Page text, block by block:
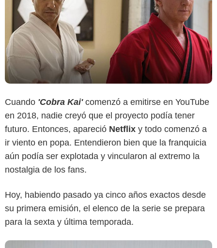
Cuando 'Cobra Kai'comenzó a emitirse en YouTube
en 2018, nadie creyó que el proyecto podía tener
futuro. Entonces, apareció Netflix y todo comenzó a
ir viento en popa. Entendieron bien que la franquicia
aún podía ser explotada y vincularon al extremo la
nostalgia de los fans.
Hoy, habiendo pasado ya cinco años exactos desde
su primera emisión, el elenco de la serie se prepara
para la sexta y última temporada.
Netflix